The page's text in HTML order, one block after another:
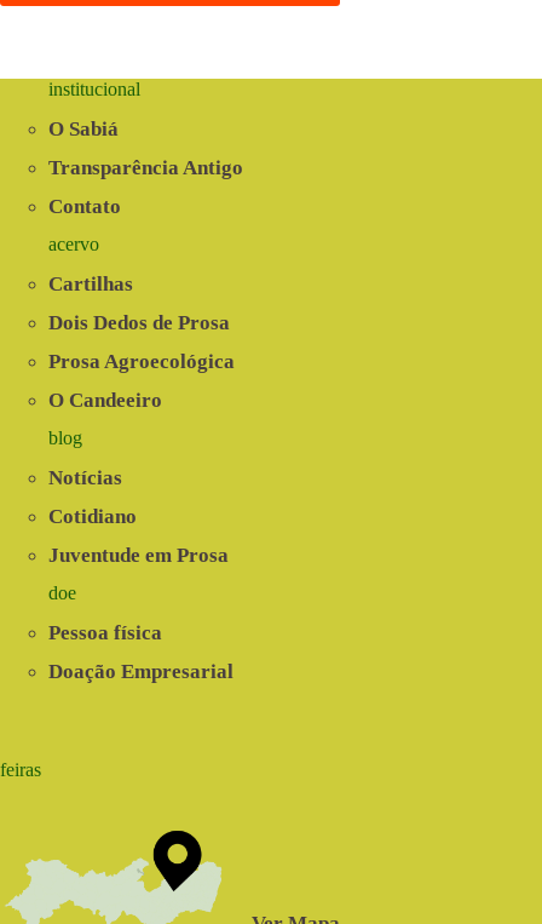
institucional
O Sabiá
Transparência Antigo
Contato
acervo
Cartilhas
Dois Dedos de Prosa
Prosa Agroecológica
O Candeeiro
blog
Notícias
Cotidiano
Juventude em Prosa
doe
Pessoa física
Doação Empresarial
feiras